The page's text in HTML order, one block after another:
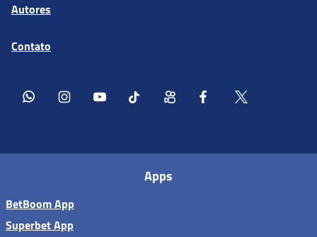
Autores
Contato
Apps
BetBoom App
Superbet App